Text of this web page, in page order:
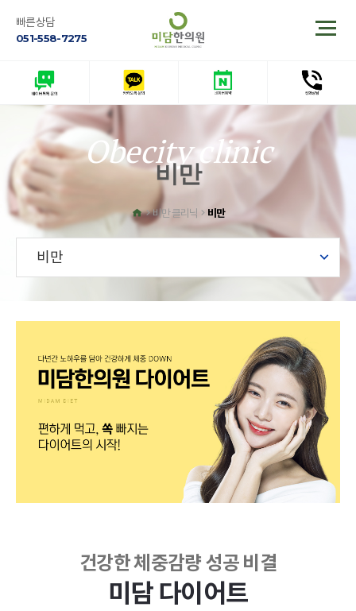
빠른상담
051-558-7275
Obecity clinic
비만
비만 클리닉 비만
비만
건강한 체중감량 성공 비결
미담 다이어트